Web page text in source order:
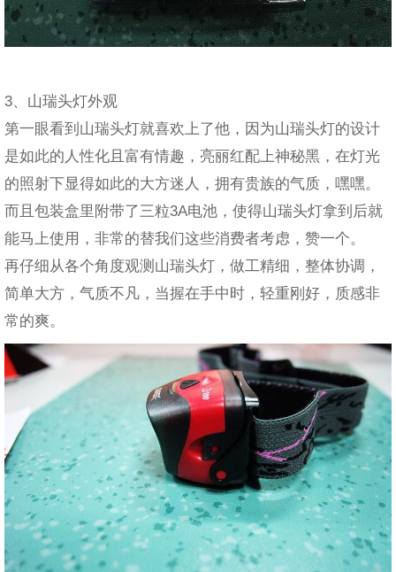
3、山瑞头灯外观
第一眼看到山瑞头灯就喜欢上了他，因为山瑞头灯的设计
是如此的人性化且富有情趣，亮丽红配上神秘黑，在灯光
的照射下显得如此的大方迷人，拥有贵族的气质，嘿嘿。
而且包装盒里附带了三粒3A电池，使得山瑞头灯拿到后就
能马上使用，非常的替我们这些消费者考虑，赞一个。
再仔细从各个角度观测山瑞头灯，做工精细，整体协调，
简单大方，气质不凡，当握在手中时，轻重刚好，质感非
常的爽。